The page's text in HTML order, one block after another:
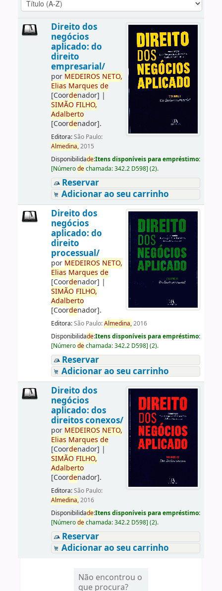
Direito dos
negócios
aplicado: do
direito
empresarial/
por MEDEIROS NETO,
Elias Marques de
[Coordenador] |
SIMÃO FILHO,
Adalberto
[Coordenador].
Editora:São Paulo:
Almedina,2015
Disponibilidade:Itens disponíveis para empréstimo:
[Númerodechamada:342.2 D598] (2).
Reservar
Adicionar ao seu carrinho
Direito dos
negócios
aplicado: do
direito
processual/
por MEDEIROS NETO,
Elias Marques de
[Coordenador] |
SIMÃO FILHO,
Adalberto
[Coordenador].
Editora:São Paulo:Almedina,2016
Disponibilidade:Itens disponíveis para empréstimo:
[Númerodechamada:342.2 D598] (2).
Reservar
Adicionar ao seu carrinho
Direito dos
negócios
aplicado: dos
direitos conexos/
por MEDEIROS NETO,
Elias Marques de
[Coordenador] |
SIMÃO FILHO,
Adalberto
[Coordenador].
Editora:São Paulo:
Almedina,2016
Disponibilidade:Itens disponíveis para empréstimo:
[Númerodechamada:342.2 D598] (2).
Reservar
Adicionar ao seu carrinho
Não encontrou o
que procura?